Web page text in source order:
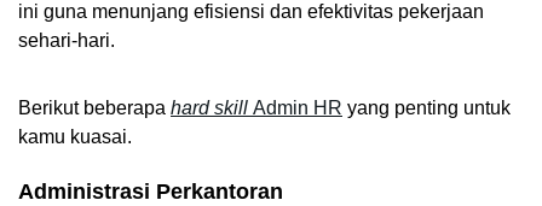
ini guna menunjang efisiensi dan efektivitas pekerjaan
sehari-hari.
Berikut beberapa hard skill Admin HR yang penting untuk
kamu kuasai.
Administrasi Perkantoran